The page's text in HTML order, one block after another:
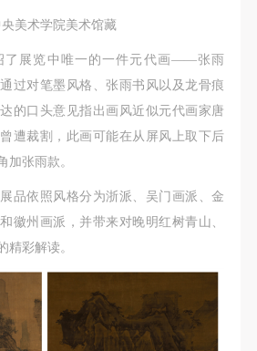
央美术学院美术馆藏
了展览中唯一的一件元代画――张雨
过对笔墨风格、张雨书风以及龙骨痕
的口头意见指出画风近似元代画家唐
遭裁割，此画可能在从屏风上取下后
加张雨款。
品依照风格分为浙派、吴门画派、金
徽州画派，并带来对晚明红树青山、
精彩解读。
受并承担本协议的全部义务，未
自己的家属沟通，取得家属同
本免责声明。参加者签名/勾选
知晓并同意。
款，并且同意。
受并承担本协议的全部义务，未
自己的家属沟通，取得家属同
本免责声明。参加者签名/勾选
知晓并同意。
款，并且同意。
受并承担本协议的全部义务，未
自己的家属沟通，取得家属同
本免责声明。参加者签名/勾选
知晓并同意。
款，并且同意。